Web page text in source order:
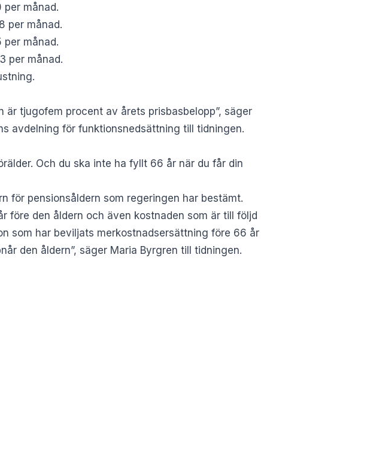
per månad.
per månad.
per månad.
per månad.
är tjugofem procent av årets prisbasbelopp”, säger
avdelning för funktionsnedsättning till tidningen.
Och du ska inte ha fyllt 66 år när du får din
för pensionsåldern som regeringen har bestämt.
före den åldern och även kostnaden som är till följd
som har beviljats merkostnadsersättning före 66 år
den åldern”, säger Maria Byrgren till tidningen.